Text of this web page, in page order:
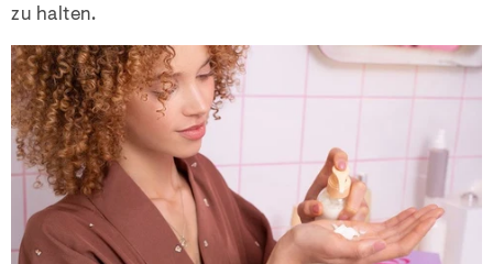
zu halten.